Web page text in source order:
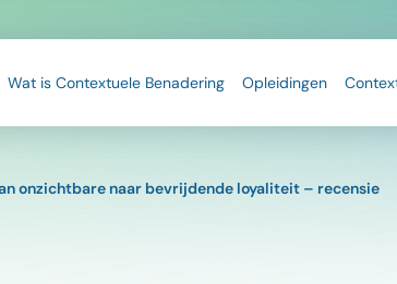
Wat is Contextuele Benadering Opleidingen
onzichtbare naar bevrijdende loyaliteit – recensie